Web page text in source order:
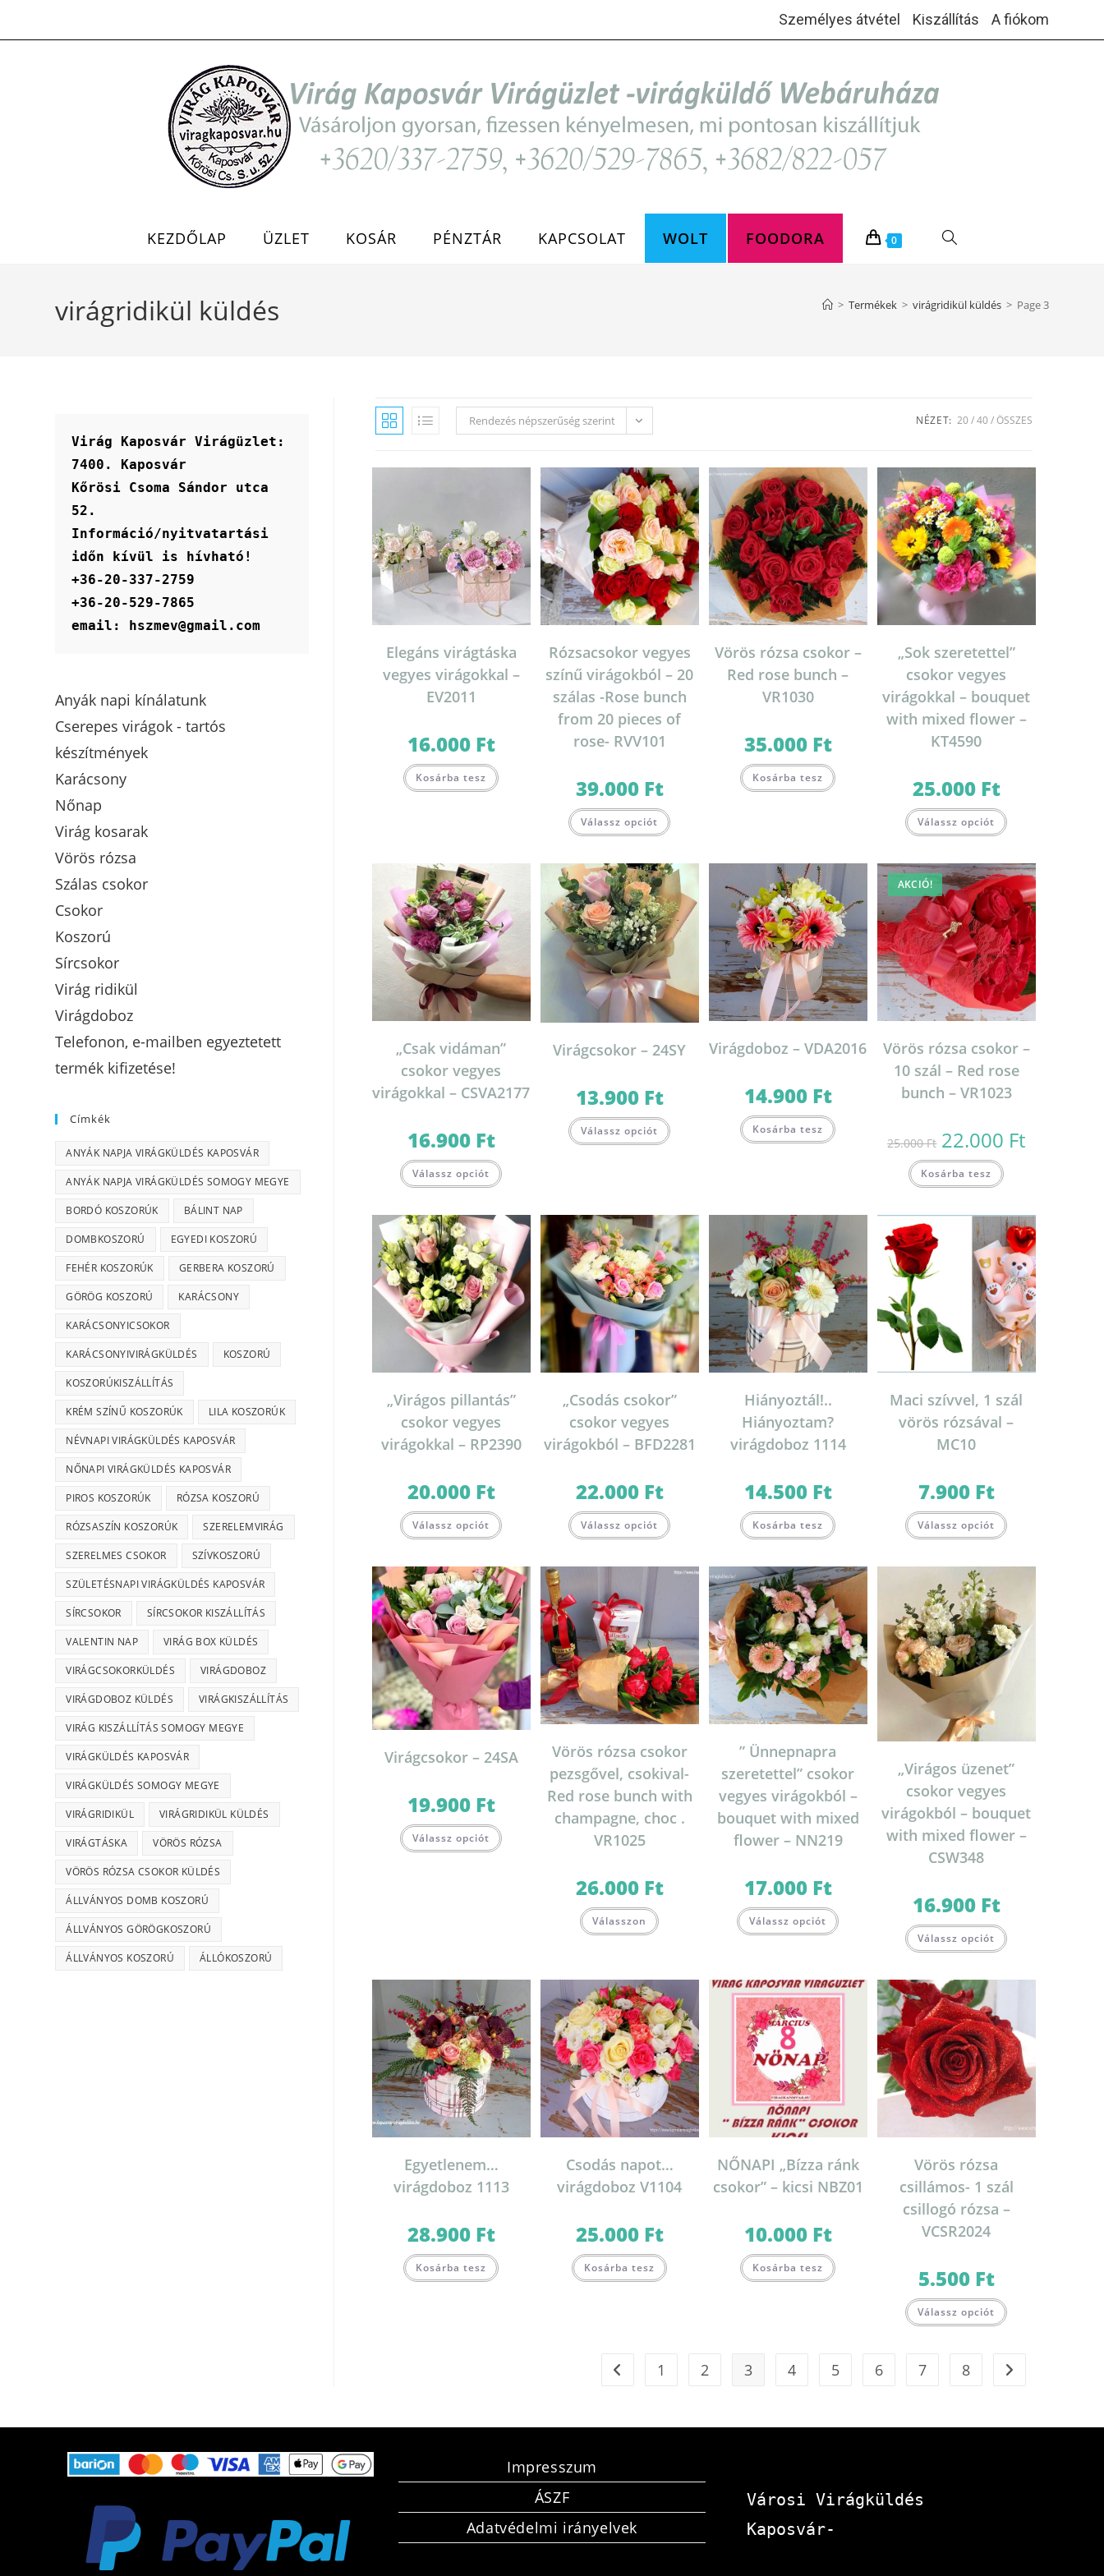
Személyes átvétel Kiszállítás A fiókom
KEZDŐLAP ÜZLET KOSÁR PÉNZTÁR KAPCSOLAT WOLT FOODORA 0 TOGGLE
virágridikül küldés > Termékek > virágridikül küldés > Page 3
Rendezés népszerűség szerint NÉZET: 20 40 ÖSSZES
Elegáns virágtáska
vegyes virágokkal –
EV2011
16.000 Ft
Kosárba tesz
Rózsacsokor vegyes
színű virágokból – 20
szálas -Rose bunch
from 20 pieces of
rose- RVV101
39.000 Ft
Válassz opciót
Vörös rózsa csokor –
Red rose bunch –
VR1030
35.000 Ft
Kosárba tesz
„Sok szeretettel”
csokor vegyes
virágokkal – bouquet
with mixed flower –
KT4590
25.000 Ft
Válassz opciót
„Csak vidáman”
csokor vegyes
virágokkal – CSVA2177
16.900 Ft
Válassz opciót
Virágcsokor – 24SY
13.900 Ft
Válassz opciót
Virágdoboz – VDA2016
14.900 Ft
Kosárba tesz
AKCIÓ!
Vörös rózsa csokor –
10 szál – Red rose
bunch – VR1023
25.000Ft
Original
price
was:
25.000 Ft.
22.000 FtCurrent
price
Kosárba tesz
„Virágos pillantás”
csokor vegyes
virágokkal – RP2390
20.000 Ft
Válassz opciót
„Csodás csokor”
csokor vegyes
virágokból – BFD2281
22.000 Ft
Válassz opciót
Hiányoztál!..
Hiányoztam?
virágdoboz 1114
14.500 Ft
Kosárba tesz
Maci szívvel, 1 szál
vörös rózsával –
MC10
7.900 Ft
Válassz opciót
Virágcsokor – 24SA
19.900 Ft
Válassz opciót
Vörös rózsa csokor
pezsgővel, csokival-
Red rose bunch with
champagne, choc .
VR1025
26.000 Ft
Válasszon
” Ünnepnapra
szeretettel” csokor
vegyes virágokból –
bouquet with mixed
flower – NN219
17.000 Ft
Válassz opciót
„Virágos üzenet”
csokor vegyes
virágokból – bouquet
with mixed flower –
CSW348
16.900 Ft
Válassz opciót
Egyetlenem…
virágdoboz 1113
28.900 Ft
Kosárba tesz
Csodás napot…
virágdoboz V1104
25.000 Ft
Kosárba tesz
NŐNAPI „Bízza ránk
csokor” – kicsi NBZ01
10.000 Ft
Kosárba tesz
Vörös rózsa
csillámos- 1 szál
csillogó rózsa –
VCSR2024
5.500 Ft
Válassz opciót
1 2 3 4 5 6 7 8
Virág Kaposvár Virágüzlet:
7400. Kaposvár
Kőrösi Csoma Sándor utca
52.
Információ/nyitvatartási
időn kívül is hívható!
+36-20-337-2759
+36-20-529-7865
email: hszmev@gmail.com
Anyák napi kínálatunk
Cserepes virágok - tartós
készítmények
Karácsony
Nőnap
Virág kosarak
Vörös rózsa
Szálas csokor
Csokor
Koszorú
Sírcsokor
Virág ridikül
Virágdoboz
Telefonon, e-mailben egyeztetett
termék kifizetése!
Címkék
ANYÁK NAPJA VIRÁGKÜLDÉS KAPOSVÁR
ANYÁK NAPJA VIRÁGKÜLDÉS SOMOGY MEGYE
BORDÓ KOSZORÚK BÁLINT NAP
DOMBKOSZORÚ EGYEDI KOSZORÚ
FEHÉR KOSZORÚK GERBERA KOSZORÚ
GÖRÖG KOSZORÚ KARÁCSONY
KARÁCSONYICSOKOR
KARÁCSONYIVIRÁGKÜLDÉS KOSZORÚ
KOSZORÚKISZÁLLÍTÁS
KRÉM SZÍNŰ KOSZORÚK LILA KOSZORÚK
NÉVNAPI VIRÁGKÜLDÉS KAPOSVÁR
NŐNAPI VIRÁGKÜLDÉS KAPOSVÁR
PIROS KOSZORÚK RÓZSA KOSZORÚ
RÓZSASZÍN KOSZORÚK SZERELEMVIRÁG
SZERELMES CSOKOR SZÍVKOSZORÚ
SZÜLETÉSNAPI VIRÁGKÜLDÉS KAPOSVÁR
SÍRCSOKOR SÍRCSOKOR KISZÁLLÍTÁS
VALENTIN NAP VIRÁG BOX KÜLDÉS
VIRÁGCSOKORKÜLDÉS VIRÁGDOBOZ
VIRÁGDOBOZ KÜLDÉS VIRÁGKISZÁLLÍTÁS
VIRÁG KISZÁLLÍTÁS SOMOGY MEGYE
VIRÁGKÜLDÉS KAPOSVÁR
VIRÁGKÜLDÉS SOMOGY MEGYE
VIRÁGRIDIKÜL VIRÁGRIDIKÜL KÜLDÉS
VIRÁGTÁSKA VÖRÖS RÓZSA
VÖRÖS RÓZSA CSOKOR KÜLDÉS
ÁLLVÁNYOS DOMB KOSZORÚ
ÁLLVÁNYOS GÖRÖGKOSZORÚ
ÁLLVÁNYOS KOSZORÚ ÁLLÓKOSZORÚ
Impresszum
ÁSZF
Adatvédelmi irányelvek
Városi Virágküldés
Kaposvár-